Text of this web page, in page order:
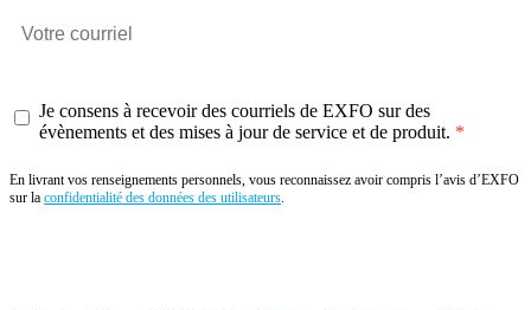
Je consens à recevoir des courriels de EXFO sur des
évènements et des mises à jour de service et de produit.
En livrant vos renseignements personnels, vous reconnaissez avoir compris l’avis d’EXFO
sur la confidentialité des données des utilisateurs.